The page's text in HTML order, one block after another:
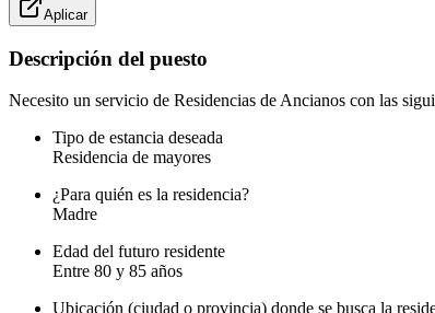
Aplicar
Descripción del puesto
Necesito un servicio de Residencias de Ancianos con las
Tipo de estancia deseada
Residencia de mayores
¿Para quién es la residencia?
Madre
Edad del futuro residente
Entre 80 y 85 años
Ubicación (ciudad o provincia) donde se busca la